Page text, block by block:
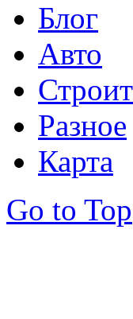
Блог
Авто
Разное
Карта
Go to Top